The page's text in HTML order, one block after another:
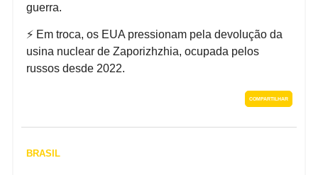
guerra.
⚡ Em troca, os EUA pressionam pela devolução da
usina nuclear de Zaporizhzhia, ocupada pelos
russos desde 2022.
COMPARTILHAR
BRASIL